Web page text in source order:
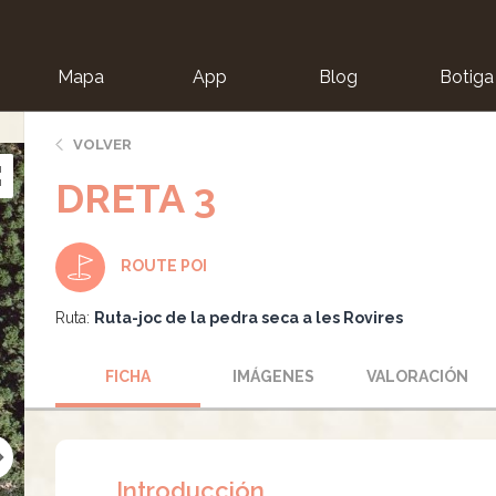
Mapa App Blog Botiga
VOLVER
DRETA 3
ROUTE POI
Ruta: Ruta-joc de la pedra seca a les Rovires
FICHA IMÁGENES VALORACIÓN